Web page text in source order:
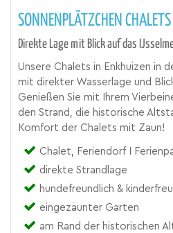
SONNENPLÄTZCHEN
Direkte Lage mit Blick auf das
Unsere Chalets in Enkhuizen in
mit direkter Wasserlage und
Genießen Sie mit Ihrem
den Strand, die historische
Komfort der Chalets mit Zaun!
Chalet, Feriendorf I
direkte Strandlage
hundefreundlich &
eingezäunter Garten
am Rand der historischen